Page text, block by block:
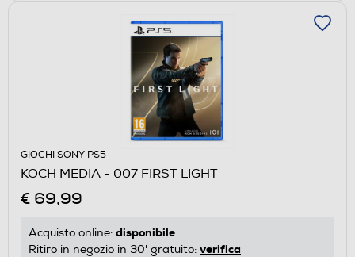
GIOCHI SONY PS5
KOCH MEDIA - 007 FIRST LIGHT
€ 69,99
Acquisto online: disponibile
Ritiro in negozio in 30' gratuito: verifica